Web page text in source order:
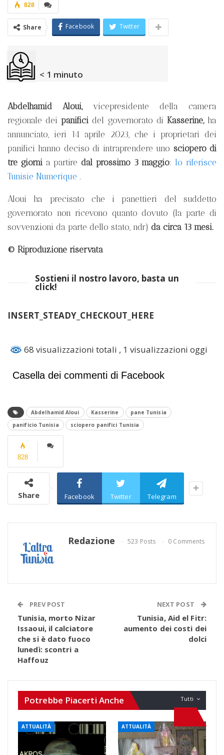
828
Share Facebook Twitter
< 1 minuto
Abdelhamid Aloui,vicepresidente della camera
regionale deipanificidel governorato di Kasserine,ha
annunciato, ieri 14 aprile 2023, che i proprietari dei
panifici hanno deciso di intraprendere uno sciopero di
tre giorni a partiredal prossimo 3 maggio: lo riferisce
Tunisie Numerique .
Aloui ha precisato che i panettieri del suddetto
governorato non ricevono quanto dovuto (la parte di
sovvenzioni da parte dello stato, ndr) da circa 13 mesi.
© Riproduzione riservata
Sostieni il nostro lavoro, basta un
click!
INSERT_STEADY_CHECKOUT_HERE
68 visualizzazioni totali , 1 visualizzazioni oggi
Casella dei commenti di Facebook
Abdelhamid Aloui Kasserine
pane Tunisia
panificio Tunisia
sciopero panifici Tunisia
828
Share Facebook Twitter Telegram
Redazione 523 Posts 0 Comments
PREV POST
Tunisia, morto Nizar
Issaoui, il calciatore
che si è dato fuoco
lunedì: scontri a
Haffouz
NEXT POST
Tunisia, Aid el Fitr:
aumento dei costi dei
dolci
Tutti
Potrebbe Piacerti Anche
ATTUALITÀ ATTUALITÀ